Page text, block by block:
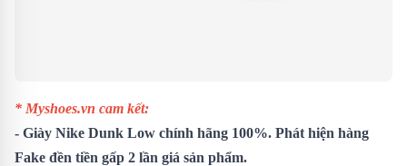
* Myshoes.vn cam kết:
- Giày Nike Dunk Low chính hãng 100%. Phát hiện hàng
Fake đền tiền gấp 2 lần giá sản phẩm.